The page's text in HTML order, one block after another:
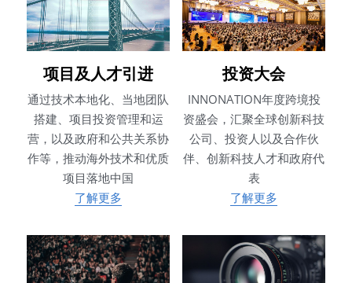
项目及人才引进
通过技术本地化、当地团队
搭建、项目投资管理和运
营，以及政府和公共关系协
作等，推动海外技术和优质
项目落地中国
了解更多
投资大会
INNONATION年度跨境投
资盛会，汇聚全球创新科技
公司、投资人以及合作伙
伴、创新科技人才和政府代
表
了解更多